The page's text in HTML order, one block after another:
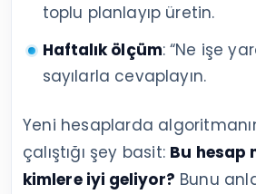
toplu planlayıp üretin.
Haftalık ölçüm: “Ne işe
sayılarla cevaplayın.
Yeni hesaplarda
çalıştığı şey basit: Bu hesap
kimlere iyi geliyor? Bunu